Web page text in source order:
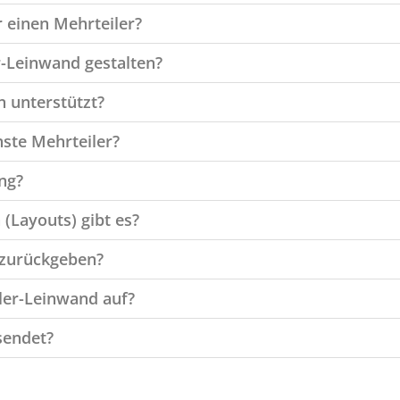
Mehrteiler?
gestalten?
unterstützt?
Mehrteiler?
gibt es?
Leinwand auf?